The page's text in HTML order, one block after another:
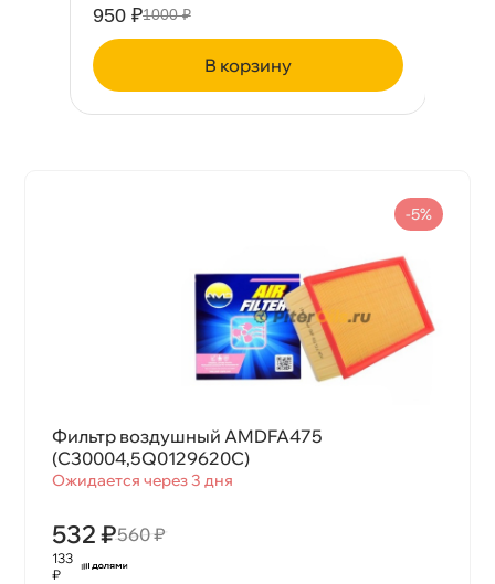
1344 ₽1415 ₽
корзину
Фильтр воздушный AMDFA475
(C30004,5Q0129620C)
Ожидается через 3 дня
532 ₽560 ₽
-5%
133
₽